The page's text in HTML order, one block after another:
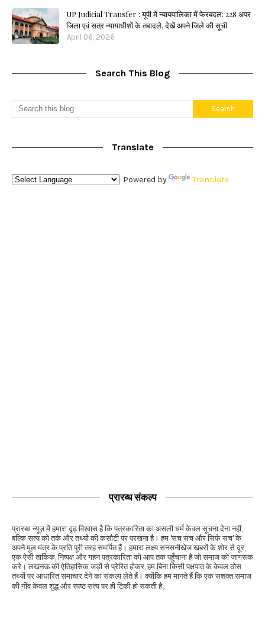
UP Judicial Transfer : यूपी में न्यायपालिका में फेरबदल: 228 अपर
जिला एवं सत्र न्यायाधीशों के तबादले, देखें अपने जिले की सूची
April 06, 2026
Search This Blog
Translate
Powered by Translate
प्रारब्ध संकल्प
प्रारब्ध न्यूज़ में हमारा दृढ़ विश्वास है कि पत्रकारिता का असली धर्म केवल सूचना देना नहीं,
बल्कि सत्य को तर्क और तथ्यों की कसौटी पर परखना है। हम 'सच सच और सिर्फ सच' के
अपने मूल मंत्र के प्रति पूरी तरह समर्पित हैं। हमारा लक्ष्य सनसनीखेज खबरों के शोर से दूर,
एक ऐसी तार्किक, निष्पक्ष और गहन पत्रकारिता को आप तक पहुँचाना है जो समाज को जागरूक
करे। लखनऊ की ऐतिहासिक जड़ों से प्रेरित होकर, हम बिना किसी पक्षपात के केवल ठोस
तथ्यों पर आधारित समाचार देने का संकल्प लेते हैं। क्योंकि हम मानते हैं कि एक सशक्त समाज
की नींव केवल शुद्ध और स्पष्ट सत्य पर ही टिकी हो सकती है。